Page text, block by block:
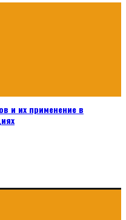
и их применение в